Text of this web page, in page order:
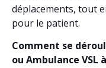
déplacements, tout
pour le patient.
Comment se
ou Ambulance VSL